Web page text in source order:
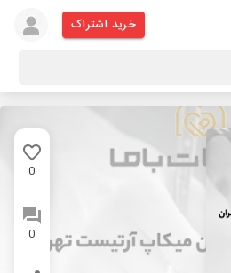
خرید اشتراک
0
0